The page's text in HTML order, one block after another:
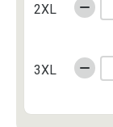
2XL
3XL